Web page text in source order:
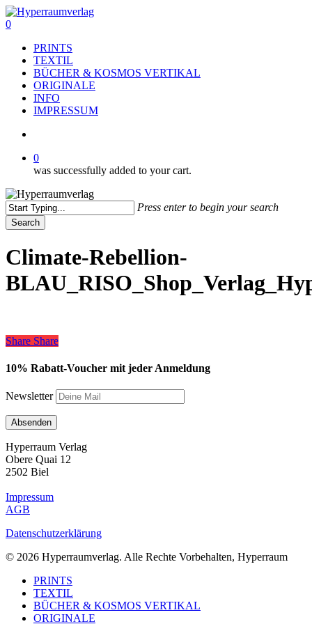
Skip
to
content
search
0
PRINTS
TEXTIL
BÜCHER & KOSMOS VERTIKAL
ORIGINALE
INFO
IMPRESSUM
0
was successfully added to your cart.
Press enter to begin your search
Search
Search
Climate-Rebellion-
Share
Share Share
10% Rabatt-Voucher mit jeder Anmeldung
Newsletter
Hyperraum Verlag
Obere Quai 12
2502 Biel
Impressum
AGB
Datenschutzerklärung
© 2026 Hyperraumverlag. Alle Rechte Vorbehalten, Hyperraum
Close
Menu
PRINTS
TEXTIL
BÜCHER & KOSMOS VERTIKAL
ORIGINALE